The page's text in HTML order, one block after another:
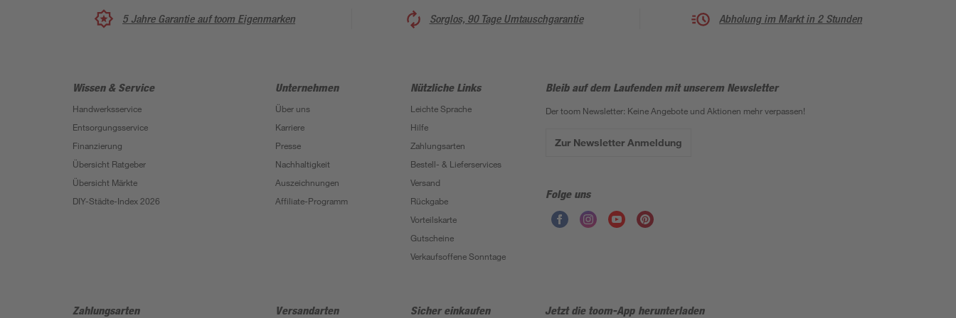
5 Jahre Garantie auf toom Eigenmarken Sorglos, 90 Tage Umtauschgarantie Abholung im Markt in 2 Stunden
Wissen & Service
Handwerksservice
Entsorgungsservice
Finanzierung
Übersicht Ratgeber
Übersicht Märkte
DIY-Städte-Index 2026
Unternehmen
Über uns
Karriere
Presse
Nachhaltigkeit
Auszeichnungen
Affiliate-Programm
Nützliche Links
Leichte Sprache
Hilfe
Zahlungsarten
Bestell- & Lieferservices
Versand
Rückgabe
Vorteilskarte
Gutscheine
Verkaufsoffene Sonntage
Bleib auf dem Laufenden mit unserem Newsletter
Der toom Newsletter: Keine Angebote und Aktionen mehr verpassen!
Zur Newsletter Anmeldung
Folge uns
Zahlungsarten Versandarten Sicher einkaufen Jetzt die toom-App herunterladen